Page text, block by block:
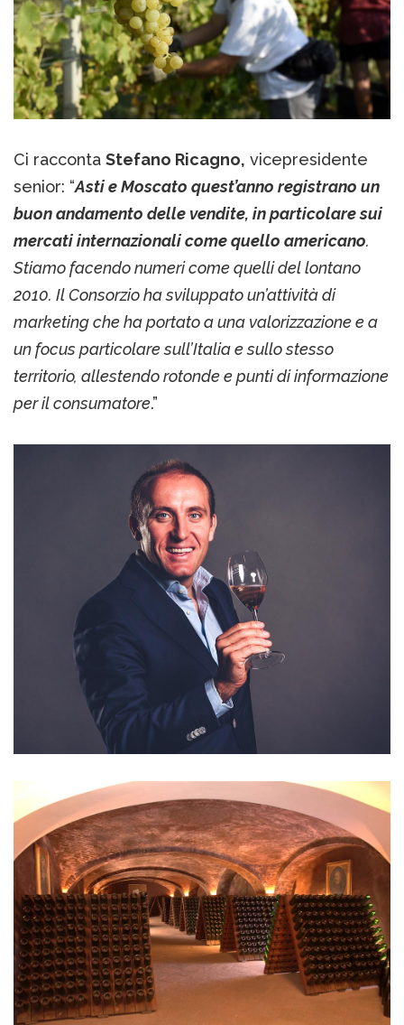
Ci racconta Stefano Ricagno, vicepresidente
senior: “Asti e Moscato quest’anno registrano un
buon andamento delle vendite, in particolare sui
mercati internazionali come quello americano.
Stiamo facendo numeri come quelli del lontano
2010. Il Consorzio ha sviluppato un’attività di
marketing che ha portato a una valorizzazione e a
un focus particolare sull’Italia e sullo stesso
territorio, allestendo rotonde e punti di informazione
per il consumatore.”